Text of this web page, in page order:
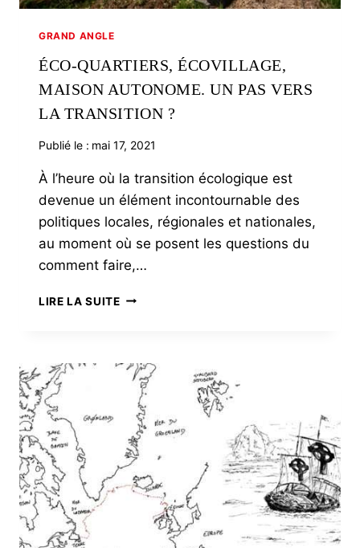
GRAND ANGLE
ÉCO-QUARTIERS, ÉCOVILLAGE,
MAISON AUTONOME. UN PAS VERS
LA TRANSITION ?
Publié le : mai 17, 2021
À l’heure où la transition écologique est
devenue un élément incontournable des
politiques locales, régionales et nationales,
au moment où se posent les questions du
comment faire,…
LIRE LA SUITEÉCO-
AUTONOME.
UN
PAS
VERS
TRANSITION
?